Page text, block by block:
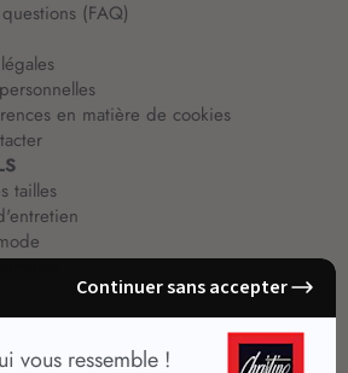
(FAQ)
en matière de cookies
tailles